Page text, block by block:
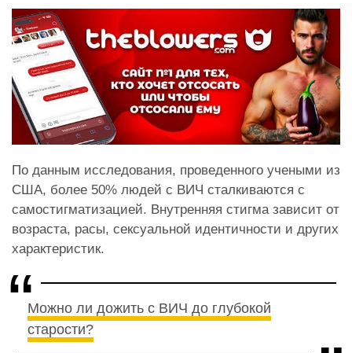
По данным исследования, проведенного учеными из
США, более 50% людей с ВИЧ сталкиваются с
самостигматизацией. Внутренняя стигма зависит от
возраста, расы, сексуальной идентичности и других
характеристик.
Можно ли дожить с ВИЧ до глубокой
старости?